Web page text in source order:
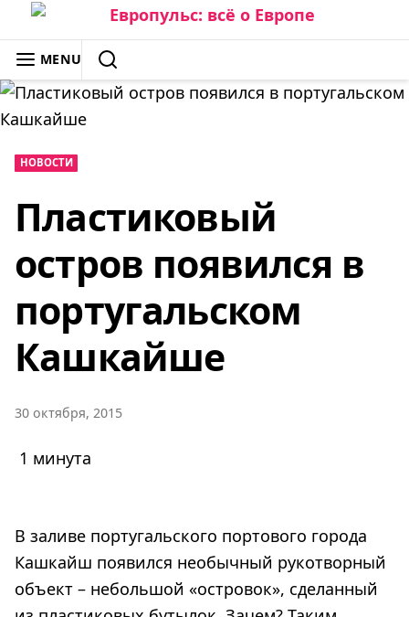
Skip
to
content
ЕВРОПУЛЬС: ВСЁ О ЕВРОПЕ
MENU
SEARCH
НОВОСТИ
Пластиковый
остров появился в
португальском
Кашкайше
30 октября, 2015
1 минута
В заливе португальского портового города
Кашкайш появился необычный рукотворный
объект – небольшой «островок», сделанный